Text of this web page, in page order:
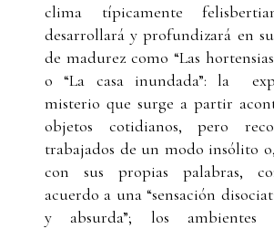
clima típicamente
desarrollará y profundizará en
de madurez como “Las
o “La casa inundada”: la
misterio que surge a partir
objetos cotidianos, pero
trabajados de un modo insólito
con sus propias palabras,
acuerdo a una “sensación
y absurda”; los ambientes